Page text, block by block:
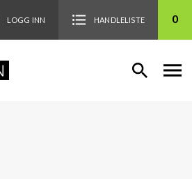
LOGG INN HANDLELISTE 0